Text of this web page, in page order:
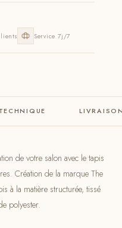
Service 7j/7
de votre salon avec le tapis
Création de la marque The
à la matière structurée, tissé
polyester.